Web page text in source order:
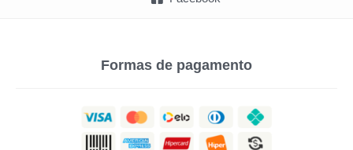
Formas de pagamento